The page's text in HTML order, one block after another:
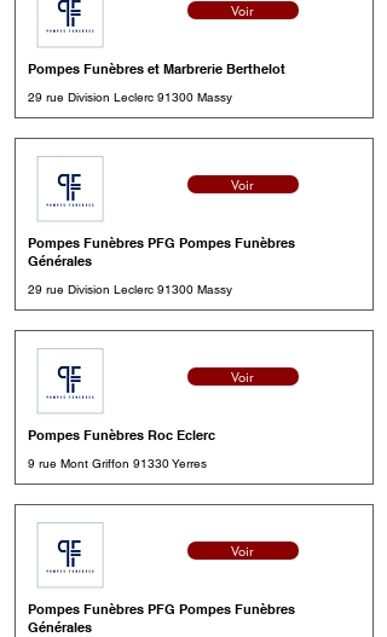
Voir
Pompes Funèbres et Marbrerie Berthelot
29 rue Division Leclerc 91300 Massy
Voir
Pompes Funèbres PFG Pompes Funèbres
Générales
29 rue Division Leclerc 91300 Massy
Voir
Pompes Funèbres Roc Eclerc
9 rue Mont Griffon 91330 Yerres
Voir
Pompes Funèbres PFG Pompes Funèbres
Générales